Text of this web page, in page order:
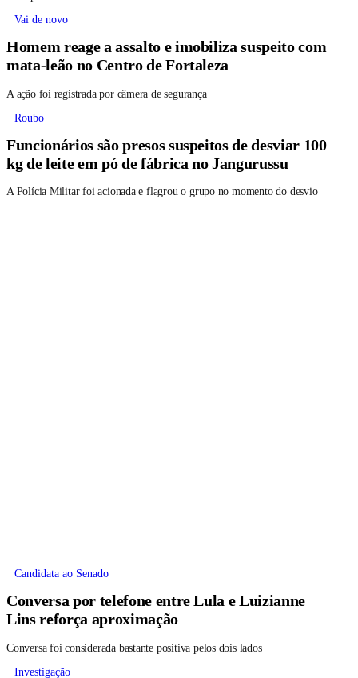
Vai de novo
Homem reage a assalto e imobiliza suspeito com
mata-leão no Centro de Fortaleza
A ação foi registrada por câmera de segurança
Roubo
Funcionários são presos suspeitos de desviar 100
kg de leite em pó de fábrica no Jangurussu
A Polícia Militar foi acionada e flagrou o grupo no momento do desvio
Candidata ao Senado
Conversa por telefone entre Lula e Luizianne
Lins reforça aproximação
Conversa foi considerada bastante positiva pelos dois lados
Investigação